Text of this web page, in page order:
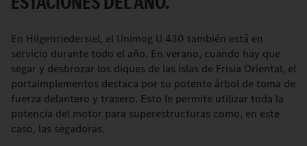
En Hilgenriedersiel, el Unimog U 430 también está en
servicio durante todo el año. En verano, cuando hay que
segar y desbrozar los diques de las islas de Frisia Oriental, el
portaimplementos destaca por su potente árbol de toma de
fuerza delantero y trasero. Esto le permite utilizar toda la
potencia del motor para superestructuras como, en este
caso, las segadoras.